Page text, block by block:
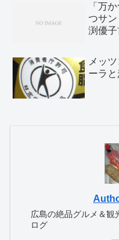
「万
つサ
渕優子
メッ
ーラと
広島の絶品グルメ＆観
ログ